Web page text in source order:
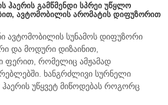
ᲰᲐᲔᲠᲘᲡ ᲒᲐᲛᲬᲛᲔᲜᲓᲘ ᲡᲞᲠᲔᲘ ᲣᲬᲧᲚᲝ
ᲐᲕᲢᲝᲛᲝᲑᲘᲚᲘᲡ ᲐᲠᲝᲛᲐᲢᲘᲡ ᲓᲘᲤᲣᲖᲝᲠᲘᲗ
ავტომობილის სუნამოს დიფუზორი
და მოდური დიზაინით,
ფერით, რომელიც ამჟამად
ხანგრძლივი სურნელი
უწყვეტ მიწოდებას როგორც